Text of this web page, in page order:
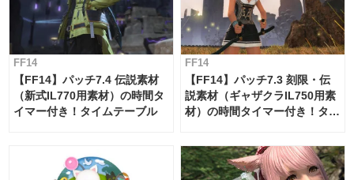
FF14
【FF14】パッチ7.4 伝説素材
（新式IL770用素材）の時間タ
イマー付き！タイムテーブル
FF14
【FF14】パッチ7.3 刻限・伝
説素材（ギャザクラIL750用素
材）の時間タイマー付き！タイ